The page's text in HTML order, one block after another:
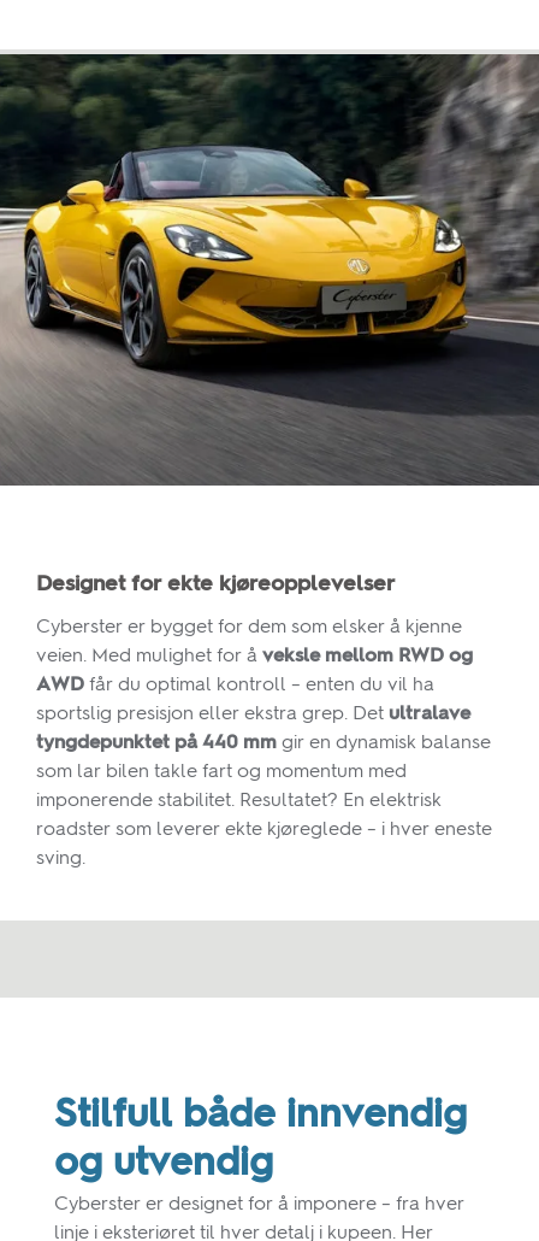
Designet for ekte kjøreopplevelser
Cyberster er bygget for dem som elsker å kjenne
veien. Med mulighet for å veksle mellom RWD og
AWD får du optimal kontroll – enten du vil ha
sportslig presisjon eller ekstra grep. Det ultralave
tyngdepunktet på 440 mm gir en dynamisk balanse
som lar bilen takle fart og momentum med
imponerende stabilitet. Resultatet? En elektrisk
roadster som leverer ekte kjøreglede – i hver eneste
sving.
Stilfull både innvendig
og utvendig
Cyberster er designet for å imponere – fra hver
linje i eksteriøret til hver detalj i kupeen. Her